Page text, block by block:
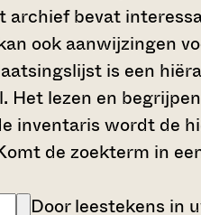
archief bevat
ook aanwijzingen
is een
Het lezen en
inventaris wordt de
de zoekterm in
Door leestekens in